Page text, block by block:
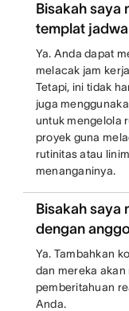
Bisakah saya
templat
Ya. Anda dapat
melacak jam
Tetapi, ini tidak
juga
untuk mengelola
proyek guna
rutinitas atau
menanganinya.
Bisakah saya
dengan
Ya. Tambahkan
dan mereka
pemberitahuan
Anda.